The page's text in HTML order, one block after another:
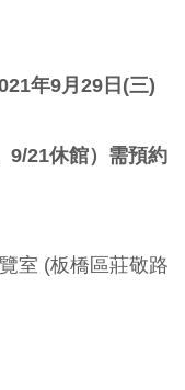
年9月29日(三)
9/21休館）需預約
室 (板橋區莊敬路